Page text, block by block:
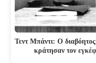
Τεντ Μπάντι: Ο
κράτησαν τον